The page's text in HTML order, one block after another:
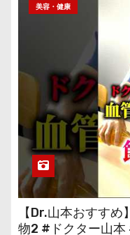
美容・健康
【Dr.山本おすす
物2 #ドクター山